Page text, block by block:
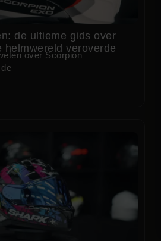
de ultieme gids over
helmwereld veroverde
over Scorpion